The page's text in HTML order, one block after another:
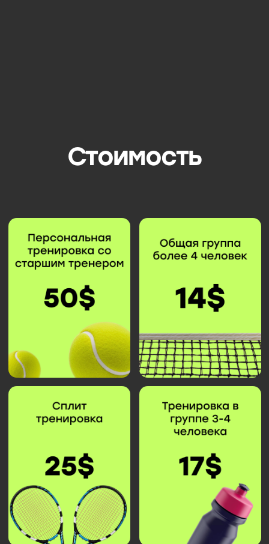
Записаться на пробный урок
подходящий тебе!
Не знаешь как выбрать?
Запишись на
пробное занятие